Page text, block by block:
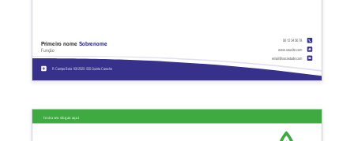
R Campo Bola 109 2525-555 Quinta Carocho
email@sociedade.com
06 12 34 56 78
www.seusite.com
Função
Primeiro nome Sobrenome
Insira seu slogan aqui